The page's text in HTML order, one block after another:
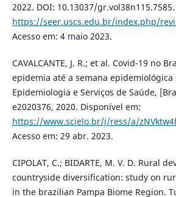
2022. DOI: 10.13037/
https://seer.uscs.edu.br/index.php/
Acesso em: 4 maio 2023.
CAVALCANTE, J. R.; et al. Covid-19 no
epidemia até a semana epidemiológica
Epidemiologia e Serviços de Saúde,
e2020376, 2020. Disponível em:
https://www.scielo.br/j/ress/a/
Acesso em: 29 abr. 2023.
CIPOLAT, C.; BIDARTE, M. V. D. Rural
countryside diversification: study on
in the brazilian Pampa Biome Region.